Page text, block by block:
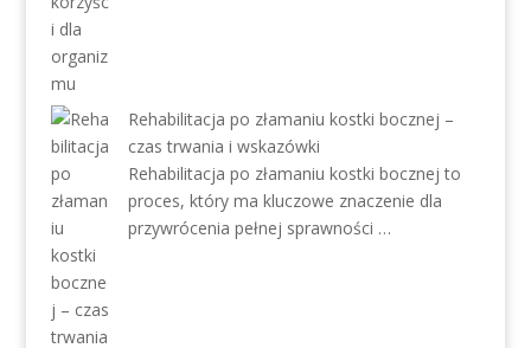
Rehabilitacja po złamaniu kostki bocznej –
czas trwania i wskazówki
Rehabilitacja po złamaniu kostki bocznej to
proces, który ma kluczowe znaczenie dla
przywrócenia pełnej sprawności …